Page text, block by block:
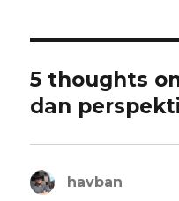
5 thoughts
dan
havban